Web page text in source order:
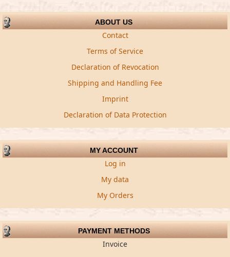
ABOUT US
Contact
Terms of Service
Declaration of Revocation
Shipping and Handling Fee
Imprint
Declaration of Data Protection
MY ACCOUNT
Log in
My data
My Orders
PAYMENT METHODS
Invoice